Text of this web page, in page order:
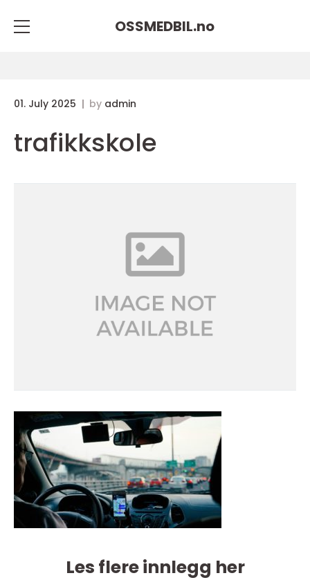
OSSMEDBIL.no
01. July 2025 by admin
trafikkskole
Les flere innlegg her